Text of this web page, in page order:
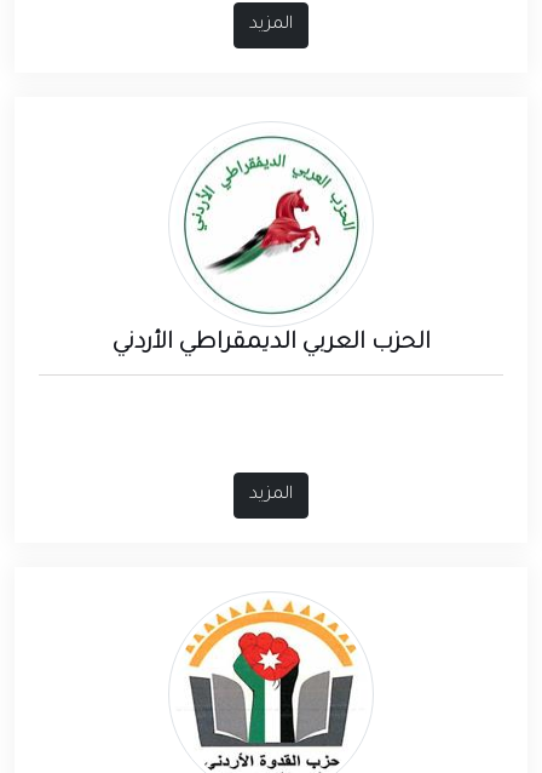
المزيد
الحزب العربي الديمقراطي الأردني
المزيد